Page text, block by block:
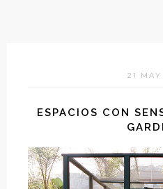
21 MAY
ESPACIOS CON